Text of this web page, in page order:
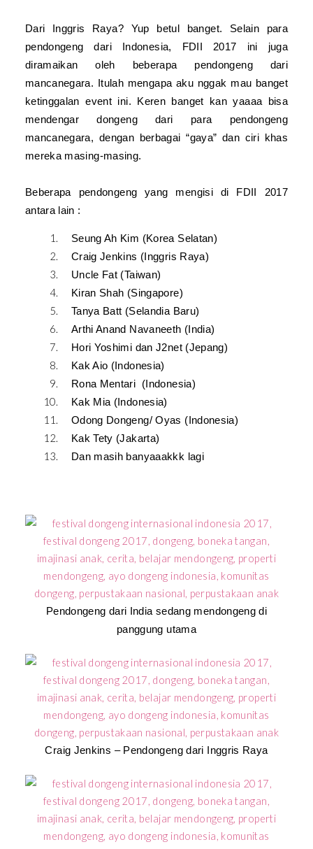
Dari Inggris Raya? Yup betul banget. Selain para
pendongeng dari Indonesia, FDII 2017 ini juga
diramaikan oleh beberapa pendongeng dari
mancanegara. Itulah mengapa aku nggak mau banget
ketinggalan event ini. Keren banget kan yaaaa bisa
mendengar dongeng dari para pendongeng
mancanegara, dengan berbagai “gaya” dan ciri khas
mereka masing-masing.
Beberapa pendongeng yang mengisi di FDII 2017
antara lain :
Seung Ah Kim (Korea Selatan)
Craig Jenkins (Inggris Raya)
Uncle Fat (Taiwan)
Kiran Shah (Singapore)
Tanya Batt (Selandia Baru)
Arthi Anand Navaneeth (India)
Hori Yoshimi dan J2net (Jepang)
Kak Aio (Indonesia)
Rona Mentari (Indonesia)
Kak Mia (Indonesia)
Odong Dongeng/ Oyas (Indonesia)
Kak Tety (Jakarta)
Dan masih banyaaakkk lagi
Pendongeng dari India sedang mendongeng di
panggung utama
Craig Jenkins – Pendongeng dari Inggris Raya